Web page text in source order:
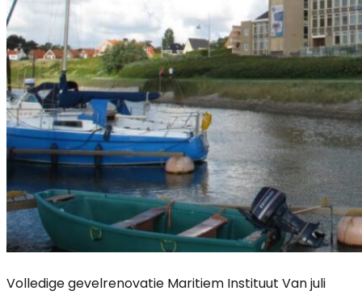
Volledige gevelrenovatie Maritiem Instituut Van juli